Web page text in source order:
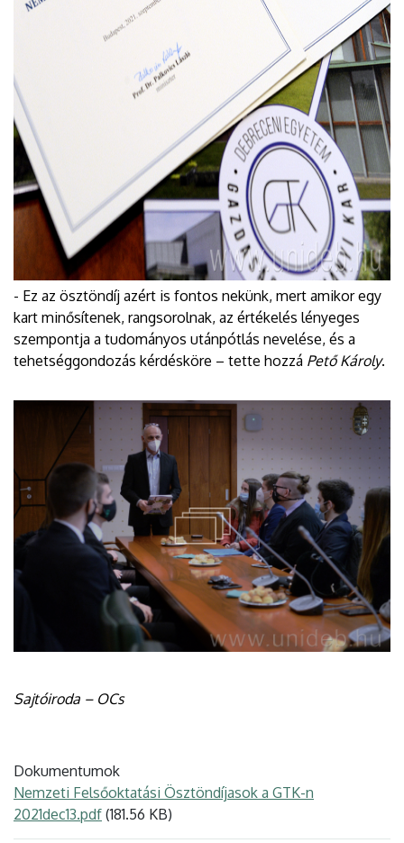
- Ez az ösztöndíj azért is fontos nekünk, mert amikor egy
kart minősítenek, rangsorolnak, az értékelés lényeges
szempontja a tudományos utánpótlás nevelése, és a
tehetséggondozás kérdésköre – tette hozzá Pető Károly.
Sajtóiroda – OCs
Dokumentumok
Nemzeti Felsőoktatási Ösztöndíjasok a GTK-n
2021dec13.pdf (181.56 KB)